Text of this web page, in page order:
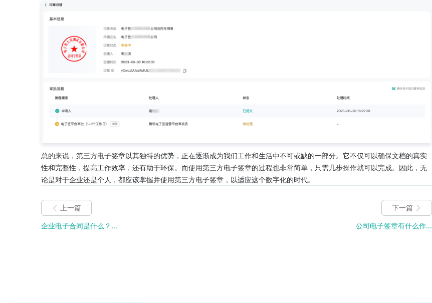
总的来说，第三方电子签章以其独特的优势，正在逐渐成为我们工作和生活中不可或缺的一部分。它不仅可以确保文档的真实
性和完整性，提高工作效率，还有助于环保。而使用第三方电子签章的过程也非常简单，只需几步操作就可以完成。因此，无
论是对于企业还是个人，都应该掌握并使用第三方电子签章，以适应这个数字化的时代。
上一篇
企业电子合同是什么？...
下一篇
公司电子签章有什么作...